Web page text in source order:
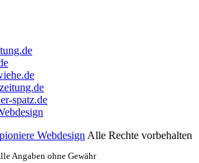
spatz.de
Webdesign Alle Rechte vorbehalten
Angaben ohne Gewähr